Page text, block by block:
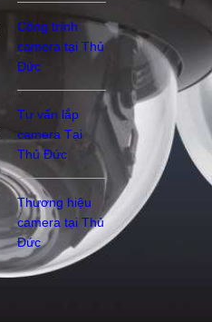
Công trình
camera tại Thủ
Đức
Tư vấn lắp
camera Tại
Thủ Đức
Thương hiệu
camera tại Thủ
Đức